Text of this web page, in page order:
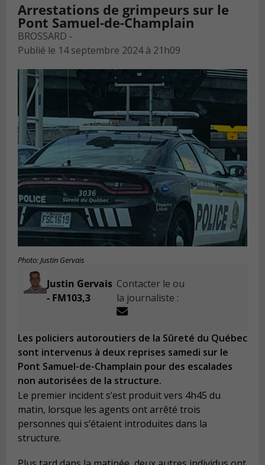
Arrestations de grimpeurs sur le
Pont Samuel-de-Champlain
BROSSARD -
Publié le 14 septembre 2024 à 21h09
Photo: Justin Gervais
Justin Gervais
- FM103,3
Contacter le ou
la journaliste :
Les policiers autoroutiers de la Sûreté du Québec
sont intervenus à deux reprises samedi sur le
Pont Samuel-de-Champlain pour des escalades
non autorisées de la structure.
Le premier incident s’est produit vers 4h45 du
matin, lorsque les agents ont arrêté trois
personnes qui s’étaient introduites dans la
structure.